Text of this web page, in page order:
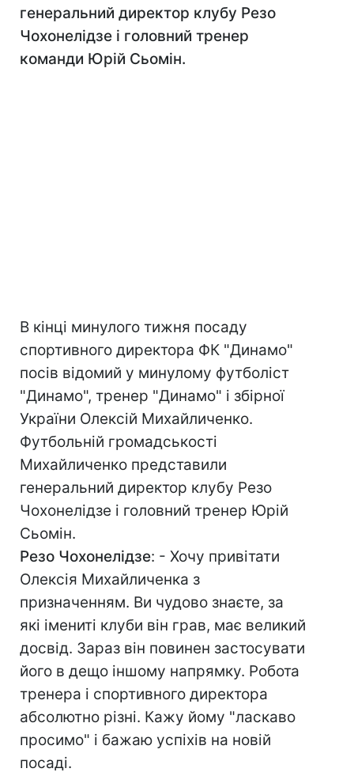
генеральний директор клубу Резо
Чохонелідзе і головний тренер
команди Юрій Сьомін.
В кінці минулого тижня посаду
спортивного директора ФК "Динамо"
посів відомий у минулому футболіст
"Динамо", тренер "Динамо" і збірної
України Олексій Михайличенко.
Футбольнiй громадськості
Михайличенко представили
генеральний директор клубу Резо
Чохонелідзе і головний тренер Юрій
Сьомін.
Резо Чохонелідзе: - Хочу привітати
Олексія Михайличенка з
призначенням. Ви чудово знаєте, за
які імениті клуби він грав, має великий
досвід. Зараз він повинен застосувати
його в дещо іншому напрямку. Робота
тренера і спортивного директора
абсолютно різні. Кажу йому "ласкаво
просимо" і бажаю успіхів на новій
посаді.